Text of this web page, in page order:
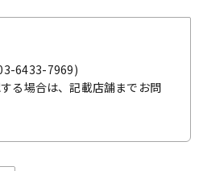
6433-7969)
る場合は、記載店舗までお問